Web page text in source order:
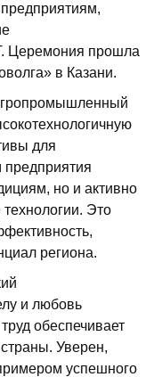
Церемония прошла
в Казани.
для
предприятия
но и активно
Это
региона.
и любовь
обеспечивает
Уверен,
успешного